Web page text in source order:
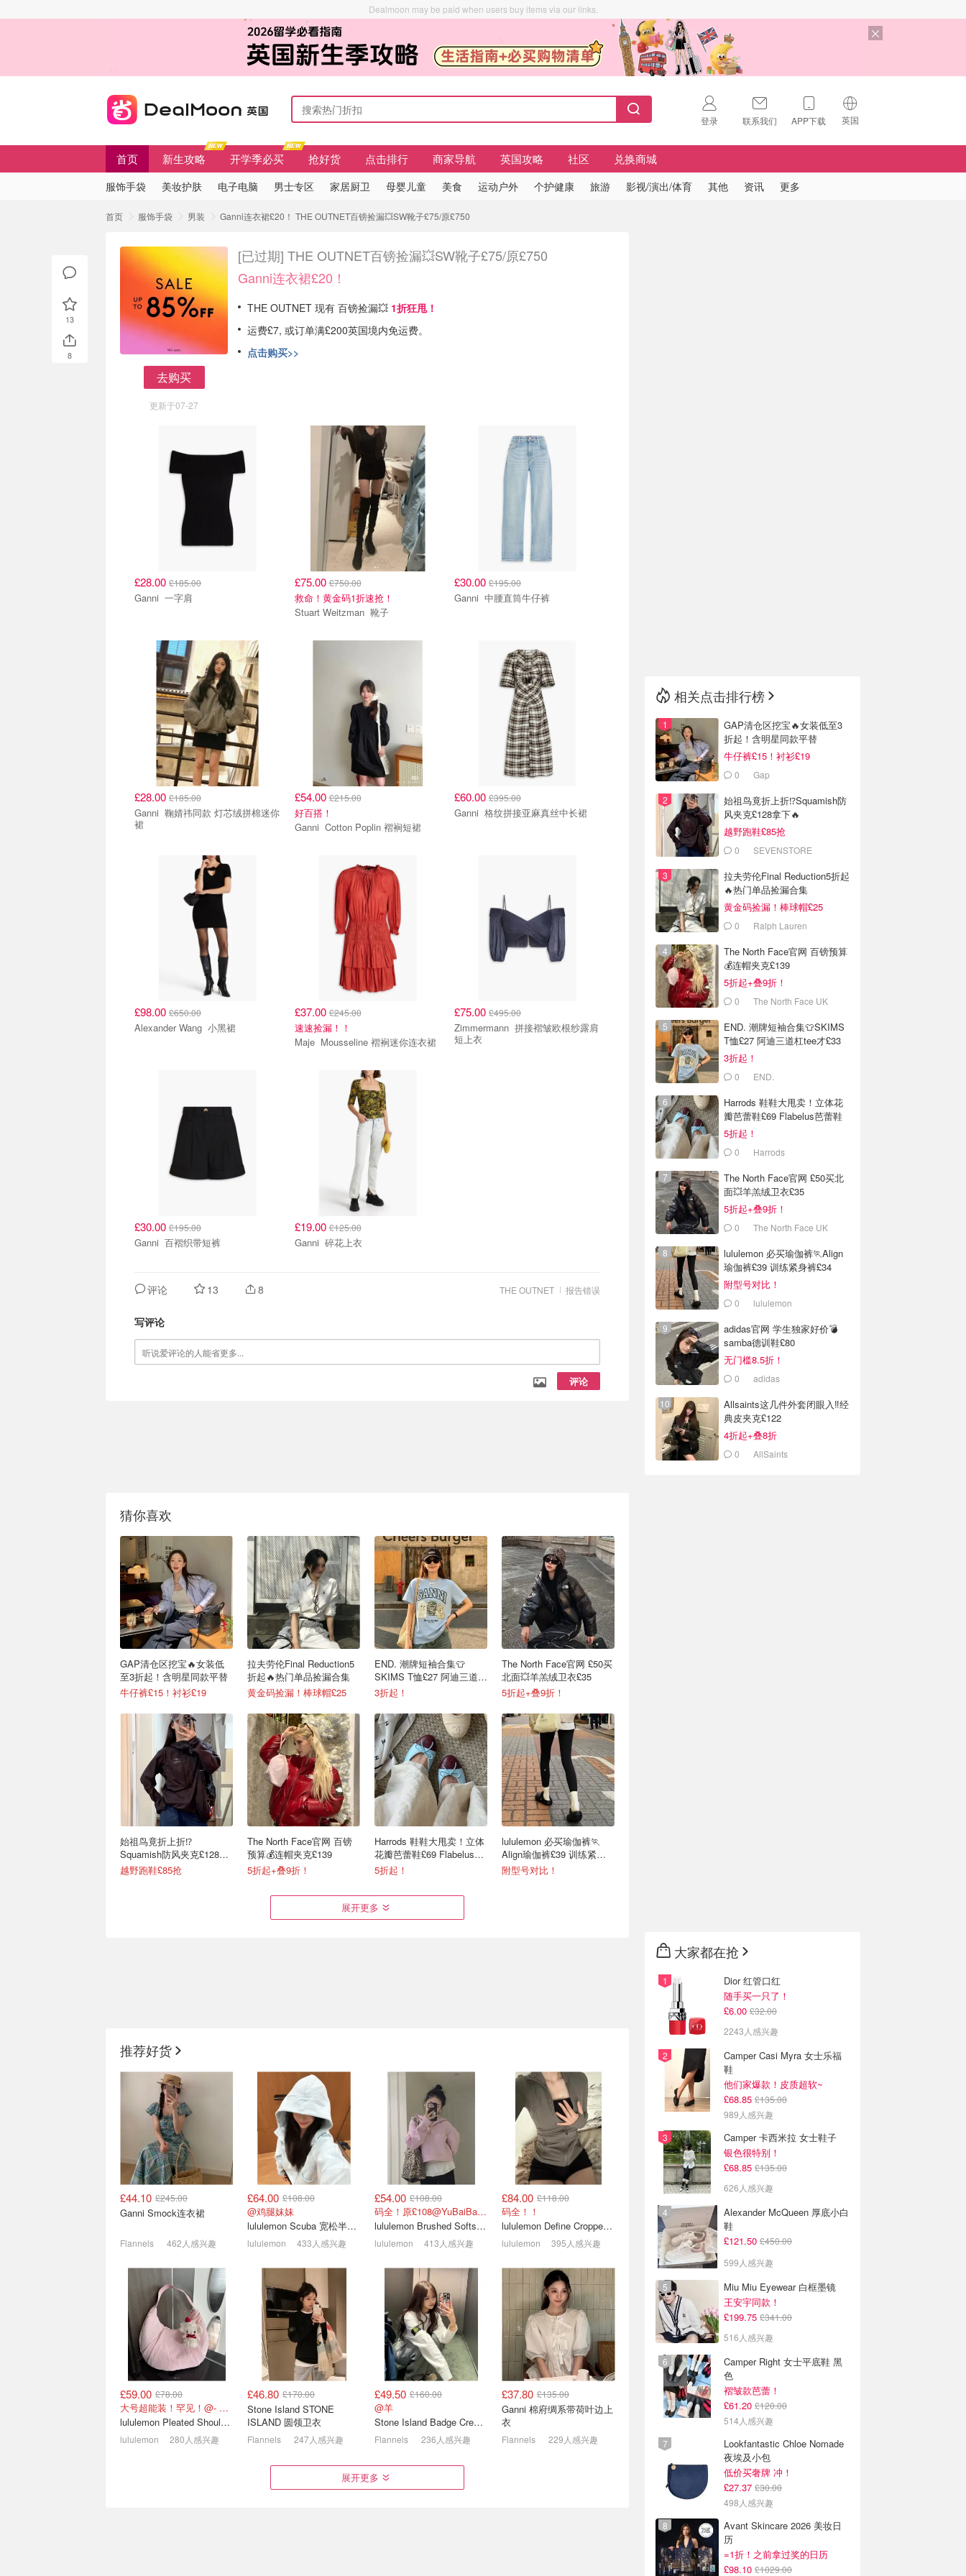
Dealmoon may be paid when users buy items via our links.
登录 联系我们 APP下载 英国
🇺🇸
🇨🇳
中国
首页 新生攻略 开学季必买 抢好货 点击排行 商家导航 英国攻略 社区 兑换商城
服饰手袋 美妆护肤 电子电脑 男士专区 家居厨卫 母婴儿童 美食 运动户外 个护健康 旅游 影视/演出/体育 其他 资讯 更多
首页 服饰手袋 男装 Ganni连衣裙£20！ THE OUTNET百镑捡漏💥SW靴子£75/原£750
去购买
更新于07-27
[已过期] THE OUTNET百镑捡漏💥SW靴子£75/原£750
Ganni连衣裙£20！
THE OUTNET 现有 百镑捡漏💥 1折狂甩！
运费£7, 或订单满£200英国境内免运费。
点击购买>>
£28.00 £185.00
Ganni 一字肩
£75.00£750.00
救命！黄金码1折速抢！
Stuart Weitzman 靴子
£30.00 £195.00
Ganni 中腰直筒牛仔裤
£28.00 £185.00
Ganni 鞠婧祎同款 灯芯绒拼棉迷你
裙
£54.00£215.00
好百搭！
Ganni Cotton Poplin 褶裥短裙
£60.00 £395.00
Ganni 格纹拼接亚麻真丝中长裙
£98.00 £650.00
Alexander Wang 小黑裙
£37.00£245.00
速速捡漏！！
Maje Mousseline 褶裥迷你连衣裙
£75.00 £495.00
Zimmermann 拼接褶皱欧根纱露肩
短上衣
£30.00 £195.00
Ganni 百褶织带短裤
£19.00£125.00
Ganni 碎花上衣
报告错误
THE OUTNET
评论 13 8
写评论
评论
猜你喜欢
GAP清仓区挖宝🔥女装低
至3折起！含明星同款平替
牛仔裤£15！衬衫£19
始祖鸟竟折上折⁉️
Squamish防风夹克£128拿
下🔥
越野跑鞋£85抢
拉夫劳伦Final Reduction5
折起🔥热门单品捡漏合集
黄金码捡漏！棒球帽£25
The North Face官网 百镑
预算💰连帽夹克£139
5折起+叠9折！
END. 潮牌短袖合集👕
SKIMS T恤£27 阿迪三道杠
tee才£33
3折起！
Harrods 鞋鞋大甩卖！立体
花瓣芭蕾鞋£69 Flabelus芭
蕾鞋£89
5折起！
The North Face官网 £50买
北面💥羊羔绒卫衣£35
5折起+叠9折！
lululemon 必买瑜伽裤🏃
Align瑜伽裤£39 训练紧身
裤£34
附型号对比！
💣samba德训鞋£80
无门槛8.5折！
Allsaints这几件外套闭眼
入‼️经典皮夹克£122
END. 清仓大促 阿迪T恤
£17 亚瑟士运动鞋£53
HN夏促狂叠🔥拉夫劳伦衬
衫£68 SKIMS粉裙£26
3折起+叠8.5折！
Frasers 夏季大促💥
Salomon网红款£47 小马衬
衫£36
Cettire 疯价补货💥Marni刺
绣包£72 麦昆厚底鞋£247
4折起+叠9折！
SEVENSTORE周末闪促⚡️
始祖鸟上衣£127 NB鞋£38
英国男装推荐&折扣汇总|石
头岛、拉夫劳伦等好价
潮流男装1折起！
FARFETCH狂欢升级🎉bbr
风衣£794 Max Mara£470
4折起+额外8折
展开更多
推荐好货
£44.10 £245.00
Ganni Smock连衣裙
Flannels 462人感兴趣
£64.00 £108.00
@鸡腿妹妹
lululemon Scuba 宽松半拉链卫衣
lululemon 433人感兴趣
£54.00 £108.00
码全！原£108@YuBaiBaiYu
lululemon Brushed Softstreme 半拉链卫衣
lululemon 413人感兴趣
£84.00 £118.00
码全！！
lululemon Define Cropped Jacket Nulu 短款夹克
lululemon 395人感兴趣
£59.00 £78.00
大号超能装！罕见！@- Scarlett
lululemon Pleated Shoulder Bag 10L 单肩包
lululemon 280人感兴趣
£46.80 £170.00
Stone Island STONE
ISLAND 圆领卫衣
Flannels 247人感兴趣
£49.50 £160.00
@羊
Stone Island Badge Crew 卫衣 青少年款
Flannels 236人感兴趣
£37.80 £135.00
Ganni 棉府绸系带荷叶边上
衣
Flannels 229人感兴趣
展开更多
13
8
相关点击排行榜
GAP清仓区挖宝🔥女装低至3
折起！含明星同款平替
牛仔裤£15！衬衫£19
0 Gap
始祖鸟竟折上折⁉️Squamish防
风夹克£128拿下🔥
越野跑鞋£85抢
0 SEVENSTORE
拉夫劳伦Final Reduction5折起
🔥热门单品捡漏合集
黄金码捡漏！棒球帽£25
0 Ralph Lauren
The North Face官网 百镑预算
💰连帽夹克£139
5折起+叠9折！
0 The North Face UK
END. 潮牌短袖合集👕SKIMS
T恤£27 阿迪三道杠tee才£33
3折起！
0 END.
Harrods 鞋鞋大甩卖！立体花
瓣芭蕾鞋£69 Flabelus芭蕾鞋
£89
5折起！
0 Harrods
The North Face官网 £50买北
面💥羊羔绒卫衣£35
5折起+叠9折！
0 The North Face UK
lululemon 必买瑜伽裤🏃Align
瑜伽裤£39 训练紧身裤£34
附型号对比！
0 lululemon
adidas官网 学生独家好价💣
samba德训鞋£80
无门槛8.5折！
0 adidas
Allsaints这几件外套闭眼入‼️经
典皮夹克£122
4折起+叠8折
0 AllSaints
大家都在抢
Dior 红管口红
随手买一只了！
£6.00 £32.00
2243人感兴趣
Camper Casi Myra 女士乐福
鞋
他们家爆款！皮质超软~
£68.85 £135.00
989人感兴趣
Camper 卡西米拉 女士鞋子
银色很特别！
£68.85 £135.00
626人感兴趣
Alexander McQueen 厚底小白
鞋
£121.50 £450.00
599人感兴趣
Miu Miu Eyewear 白框墨镜
王安宇同款！
£199.75 £341.00
516人感兴趣
Camper Right 女士平底鞋 黑
色
褶皱款芭蕾！
£61.20 £120.00
514人感兴趣
Lookfantastic Chloe Nomade
夜埃及小包
低价买奢牌 冲！
£27.37 £30.00
498人感兴趣
Avant Skincare 2026 美妆日
历
=1折！之前拿过奖的日历
£98.10 £1029.00